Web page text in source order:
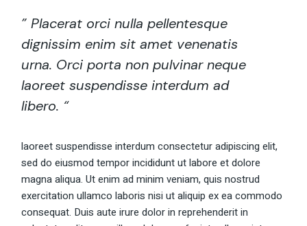
” Placerat orci nulla pellentesque
dignissim enim sit amet venenatis
urna. Orci porta non pulvinar neque
laoreet suspendisse interdum ad
libero. “
laoreet suspendisse interdum consectetur adipiscing elit,
sed do eiusmod tempor incididunt ut labore et dolore
magna aliqua. Ut enim ad minim veniam, quis nostrud
exercitation ullamco laboris nisi ut aliquip ex ea commodo
consequat. Duis aute irure dolor in reprehenderit in